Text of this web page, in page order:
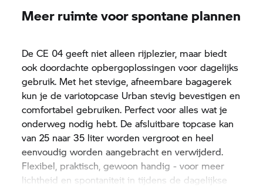
Meer ruimte voor spontane plannen
De CE 04 geeft niet alleen rijplezier, maar biedt
ook doordachte opbergoplossingen voor dagelijks
gebruik. Met het stevige, afneembare bagagerek
kun je de variotopcase Urban stevig bevestigen en
comfortabel gebruiken. Perfect voor alles wat je
onderweg nodig hebt. De afsluitbare topcase kan
van 25 naar 35 liter worden vergroot en heel
eenvoudig worden aangebracht en verwijderd.
Flexibel, praktisch, gewoon handig - voor meer
lichtheid en spontaniteit in tijdens de dagelijkse